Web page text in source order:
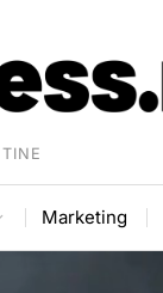
Marketing